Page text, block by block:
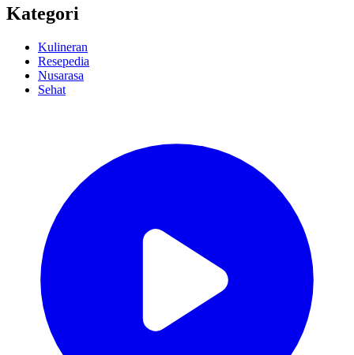
Kategori
Kulineran
Resepedia
Nusarasa
Sehat